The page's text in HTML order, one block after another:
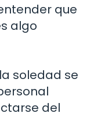
que
algo
soledad se
del